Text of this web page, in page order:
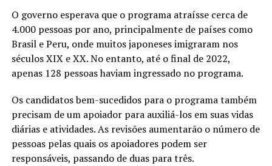
O governo esperava que o programa atraísse cerca de
4.000 pessoas por ano, principalmente de países como
Brasil e Peru, onde muitos japoneses imigraram nos
séculos XIX e XX. No entanto, até o final de 2022,
apenas 128 pessoas haviam ingressado no programa.
Os candidatos bem-sucedidos para o programa também
precisam de um apoiador para auxiliá-los em suas vidas
diárias e atividades. As revisões aumentarão o número de
pessoas pelas quais os apoiadores podem ser
responsáveis, passando de duas para três.